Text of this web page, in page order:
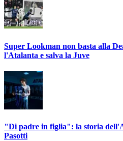
Super Lookman non basta alla
l'Atalanta e salva la Juve
"Di padre in figlia": la storia
Pasotti